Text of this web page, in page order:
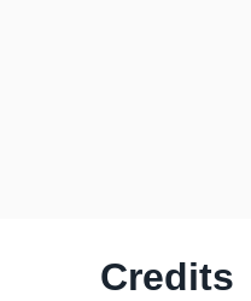
Credits